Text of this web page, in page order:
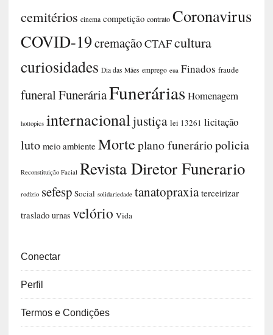
cemitérios cinema competição contrato Coronavirus
COVID-19cremaçãoCTAFcultura
curiosidades Dia das Mães emprego eua Finados fraude
funeralFuneráriaFuneráriasHomenagem
hottopics internacionaljustiça lei 13261 licitação
luto meio ambiente Morteplano funeráriopolicia
Reconstituição Facial Revista Diretor Funerario
rodízio sefesp Social solidariedade tanatopraxia terceirizar
traslado urnas velório Vida
Conectar
Perfil
Termos e Condições